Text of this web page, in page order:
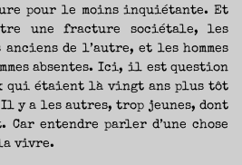
pour le moins inquiétante. Et
une fracture sociétale, les
de l’autre, et les hommes
absentes. Ici, il est question
qui étaient là vingt ans plus tôt
y a les autres, trop jeunes, dont
entendre parler d’une chose
la vivre.